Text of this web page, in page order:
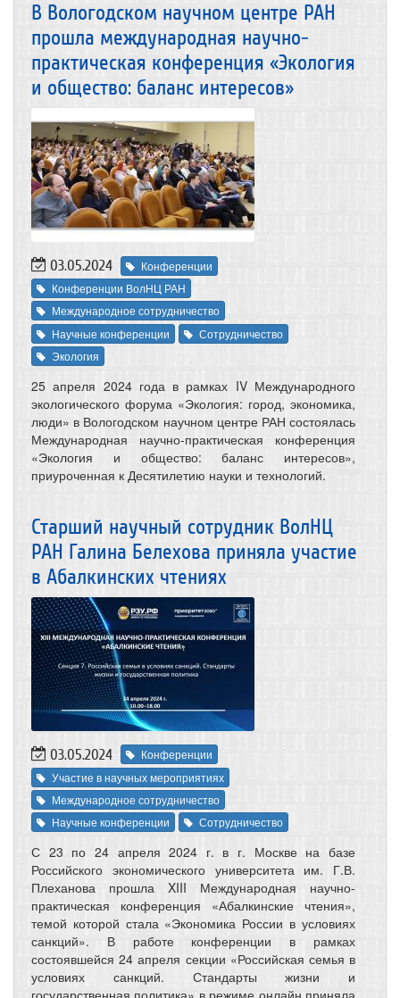
В Вологодском научном центре РАН
прошла международная научно-
практическая конференция «Экология
и общество: баланс интересов»
03.05.2024
Конференции
Конференции ВолНЦ РАН
Международное сотрудничество
Научные конференции
Сотрудничество
Экология
25 апреля 2024 года в рамках IV Международного
экологического форума «Экология: город, экономика,
люди» в Вологодском научном центре РАН состоялась
Международная научно-практическая конференция
«Экология и общество: баланс интересов»,
приуроченная к Десятилетию науки и технологий.
Старший научный сотрудник ВолНЦ
РАН Галина Белехова приняла участие
в Абалкинских чтениях
03.05.2024
Конференции
Участие в научных мероприятиях
Международное сотрудничество
Научные конференции
Сотрудничество
С 23 по 24 апреля 2024 г. в г. Москве на базе
Российского экономического университета им. Г.В.
Плеханова прошла XIII Международная научно-
практическая конференция «Абалкинские чтения»,
темой которой стала «Экономика России в условиях
санкций». В работе конференции в рамках
состоявшейся 24 апреля секции «Российская семья в
условиях санкций. Стандарты жизни и